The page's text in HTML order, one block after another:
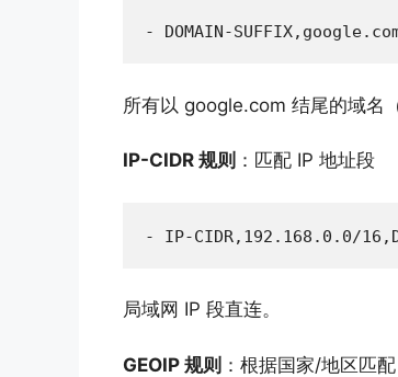
- DOMAIN-
所有以 google.com 结尾的域名
IP-CIDR 规则 ：匹配 IP 地址段
- IP-CIDR,192.168.0.0/
局域网 IP 段直连。
GEOIP 规则 ：根据国家/地区匹配